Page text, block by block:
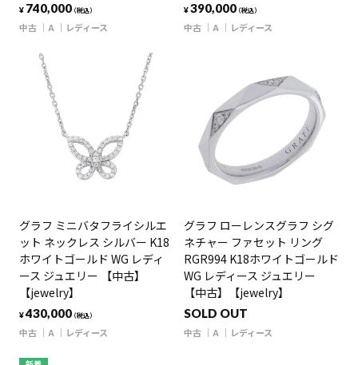
¥ 740,000（税込）
中古 A レディース
¥390,000（税込）
中古 A レディース
グラフ ミニバタフライシルエ
ット ネックレス シルバー K18
ホワイトゴールド WG レディ
ース ジュエリー 【中古】
【jewelry】
¥430,000（税込）
中古 A レディース
グラフ ローレンスグラフ シグ
ネチャー ファセット リング
RGR994 K18ホワイトゴールド
WG レディース ジュエリー
【中古】【jewelry】
SOLD OUT
中古 A レディース